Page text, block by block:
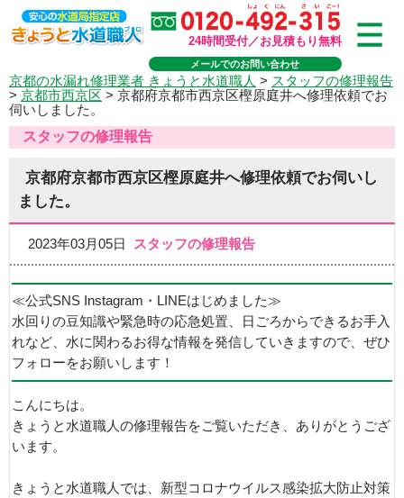
24時間受付／お見積もり無料
メールでのお問い合わせ
京都の水漏れ修理業者 きょうと水道職人 > スタッフの修理報告
> 京都市西京区 > 京都府京都市西京区樫原庭井へ修理依頼でお
伺いしました。
スタッフの修理報告
京都府京都市西京区樫原庭井へ修理依頼でお伺いし
ました。
2023年03月05日 スタッフの修理報告
≪公式SNS Instagram・LINEはじめました≫
水回りの豆知識や緊急時の応急処置、日ごろからできるお手入
れなど、水に関わるお得な情報を発信していきますので、ぜひ
フォローをお願いします！
こんにちは。
きょうと水道職人の修理報告をご覧いただき、ありがとうござ
います。
きょうと水道職人では、新型コロナウイルス感染拡大防止対策